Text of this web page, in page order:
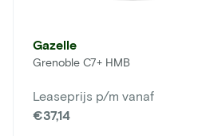
Gazelle
Grenoble C7+ HMB
Leaseprijs p/m vanaf
€37,14